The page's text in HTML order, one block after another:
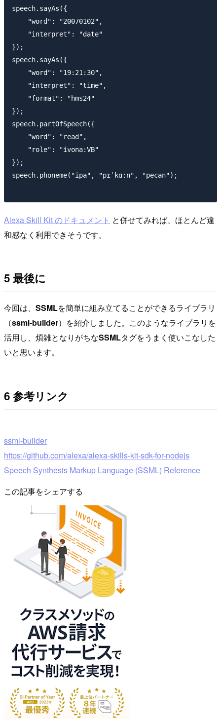
speech.sayAs({
    "word": "20070102",
    "interpret": "date"
});
speech.sayAs({
    "word": "19:21:30",
    "interpret": "time",
    "format": "hms24"
});
speech.partOfSpeech({
    "word": "read",
    "role": "ivona:VB"
});
speech.phoneme("ipa", "pɪˈkɑːn", "pecan");
Alexa Skill Kit のドキュメント と併せてみれば、ほとんど違
和感なく利用できそうです。
5 最後に
今回は、 SSMLを簡単に組み立てることができるライブラリ
（ssml-builder）を紹介しました。このようなライブラリを
活用し、煩雑となりがちなSSMLタグをうまく使いこなした
いと思います。
6 参考リンク
ssml-builder
https://github.com/alexa/alexa-skills-kit-sdk-for-nodejs
Speech Synthesis Markup Language (SSML) Reference
この記事をシェアする